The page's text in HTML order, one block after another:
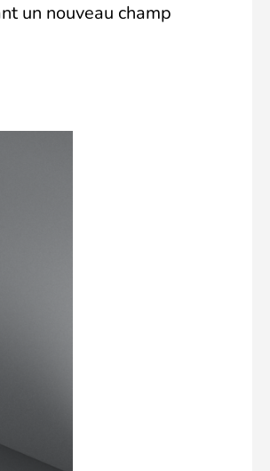
un nouveau champ